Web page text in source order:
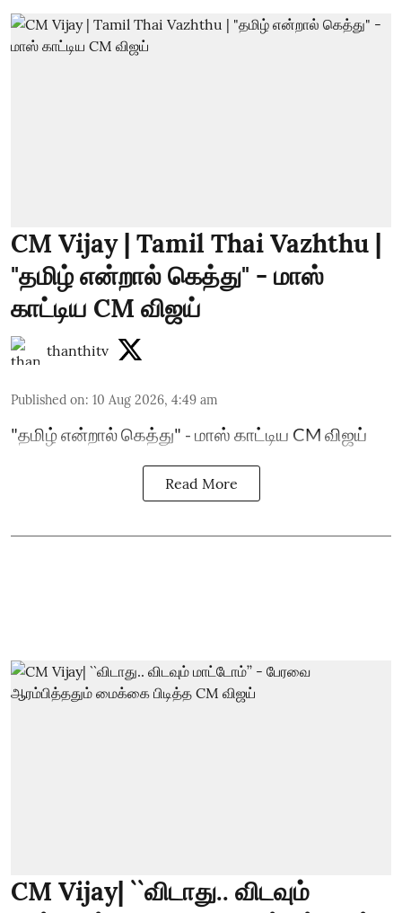
CM Vijay | Tamil Thai Vazhthu |
"தமிழ் என்றால் கெத்து" - மாஸ்
காட்டிய CM விஜய்
thanthitv
Published on: 10 Aug 2026, 4:49 am
"தமிழ் என்றால் கெத்து" - மாஸ் காட்டிய CM விஜய்
Read More
CM Vijay| ``விடாது.. விடவும்